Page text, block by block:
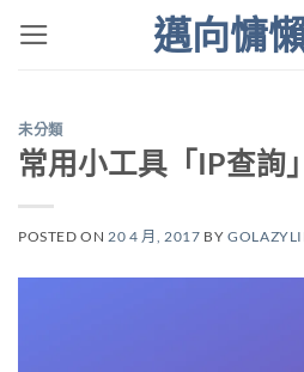
邁向慵
未分類
常用小工具「IP查詢」
POSTED ON20 4 月, 2017 BY